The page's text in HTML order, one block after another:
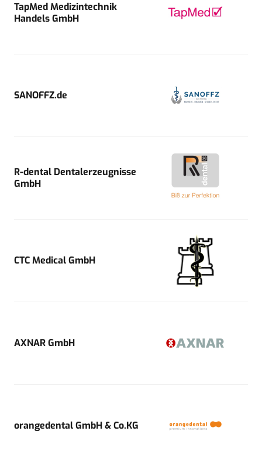
TapMed Medizintechnik
Handels GmbH
SANOFFZ.de
R-dental Dentalerzeugnisse
GmbH
CTC Medical GmbH
AXNAR GmbH
orangedental GmbH & Co.KG